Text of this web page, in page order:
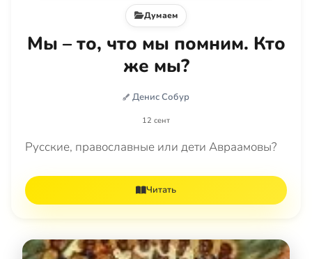
Думаем
Мы – то, что мы помним. Кто
же мы?
Денис Собур
12 сент
Русские, православные или дети Авраамовы?
Читать